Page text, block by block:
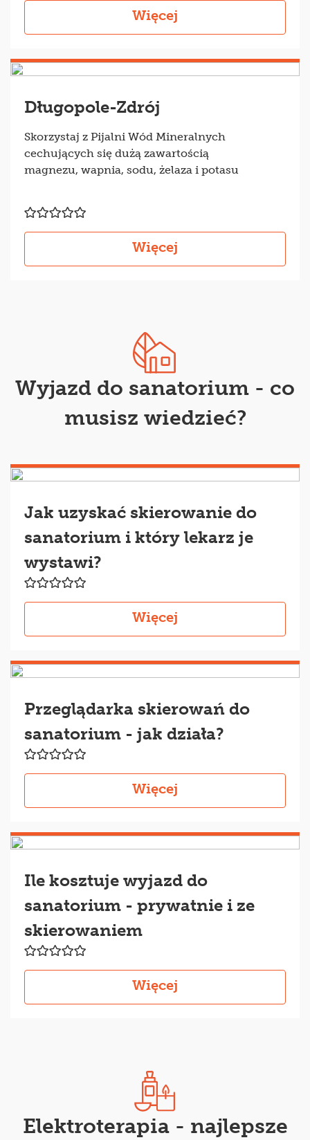
Więcej
Długopole-Zdrój
Skorzystaj z Pijalni Wód Mineralnych
cechujących się dużą zawartością
magnezu, wapnia, sodu, żelaza i potasu
Więcej
Wyjazd do sanatorium - co
musisz wiedzieć?
Jak uzyskać skierowanie do
sanatorium i który lekarz je
wystawi?
Więcej
Przeglądarka skierowań do
sanatorium - jak działa?
Więcej
Ile kosztuje wyjazd do
sanatorium - prywatnie i ze
skierowaniem
Więcej
Elektroterapia - najlepsze